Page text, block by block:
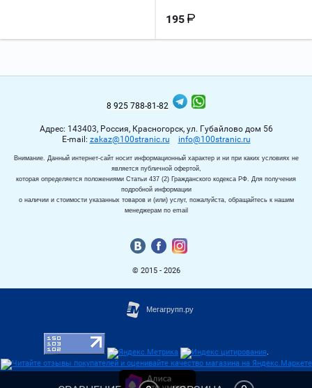
195
8 925 788-81-82
Адрес: 143403, Россия, Красногорск, ул. Губайлово дом 56
Е-mail: zakaz@100stranic.ru info@100stranic.ru
Внимание. Данный интернет-сайт носит информационный характер и ни при каких условиях не
является публичной офертой,
которая определяется положениями Статьи 437 (2) Гражданского кодекса РФ. Для получения
подробной информации
о наличии и стоимости указанных товаров и (или) услуг, пожалуйста, обращайтесь к нашим
менеджерам по email
© 2015 - 2026
.